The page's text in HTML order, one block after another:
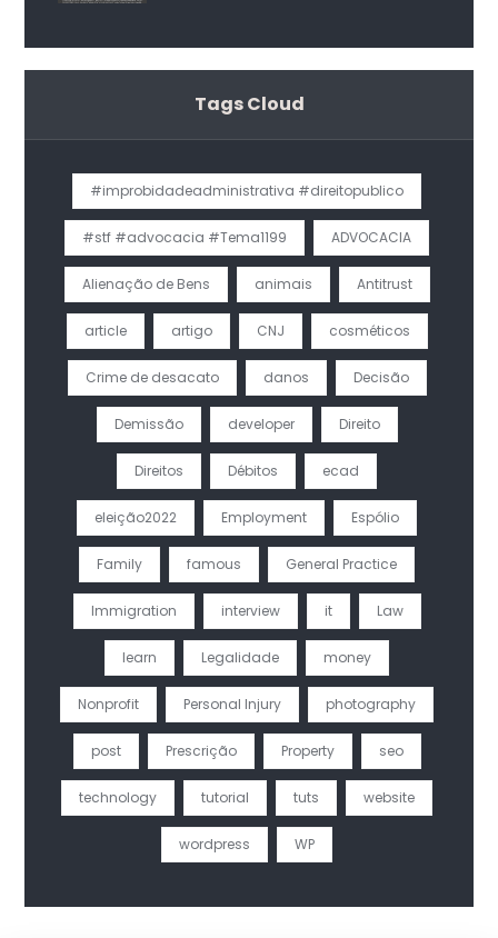
Tags Cloud
#improbidadeadministrativa #direitopublico
#stf #advocacia #Tema1199 ADVOCACIA
Alienação de Bens animais Antitrust
article artigo CNJ cosméticos
Crime de desacato danos Decisão
Demissão developer Direito
Direitos Débitos ecad
eleição2022 Employment Espólio
Family famous General Practice
Immigration interview it Law
learn Legalidade money
Nonprofit Personal Injury photography
post Prescrição Property seo
technology tutorial tuts website
wordpress WP